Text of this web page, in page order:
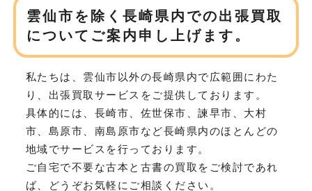
雲仙市を除く長崎県内での出張買取
についてご案内申し上げます。
私たちは、雲仙市以外の長崎県内で広範囲にわた
り、 出張買取サービスをご提供しております。
具体的には、長崎市、佐世保市、諫早市、大村
市、島原市、南島原市など長崎県内のほとんどの
地域でサービスを行っております。
ご自宅で不要な古本と古書の買取をご検討であれ
ば、どうぞお気軽にご相談ください。